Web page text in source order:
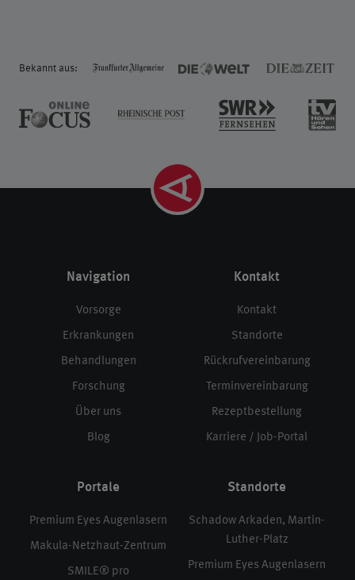
Bekannt aus:
Navigation
Vorsorge
Erkrankungen
Behandlungen
Forschung
Über uns
Blog
Kontakt
Kontakt
Standorte
Rückrufvereinbarung
Terminvereinbarung
Rezeptbestellung
Karriere / Job-Portal
Portale
Premium Eyes Augenlasern
Makula-Netzhaut-Zentrum
SMILE® pro
Standorte
Schadow Arkaden, Martin-
Luther-Platz
Premium Eyes Augenlasern